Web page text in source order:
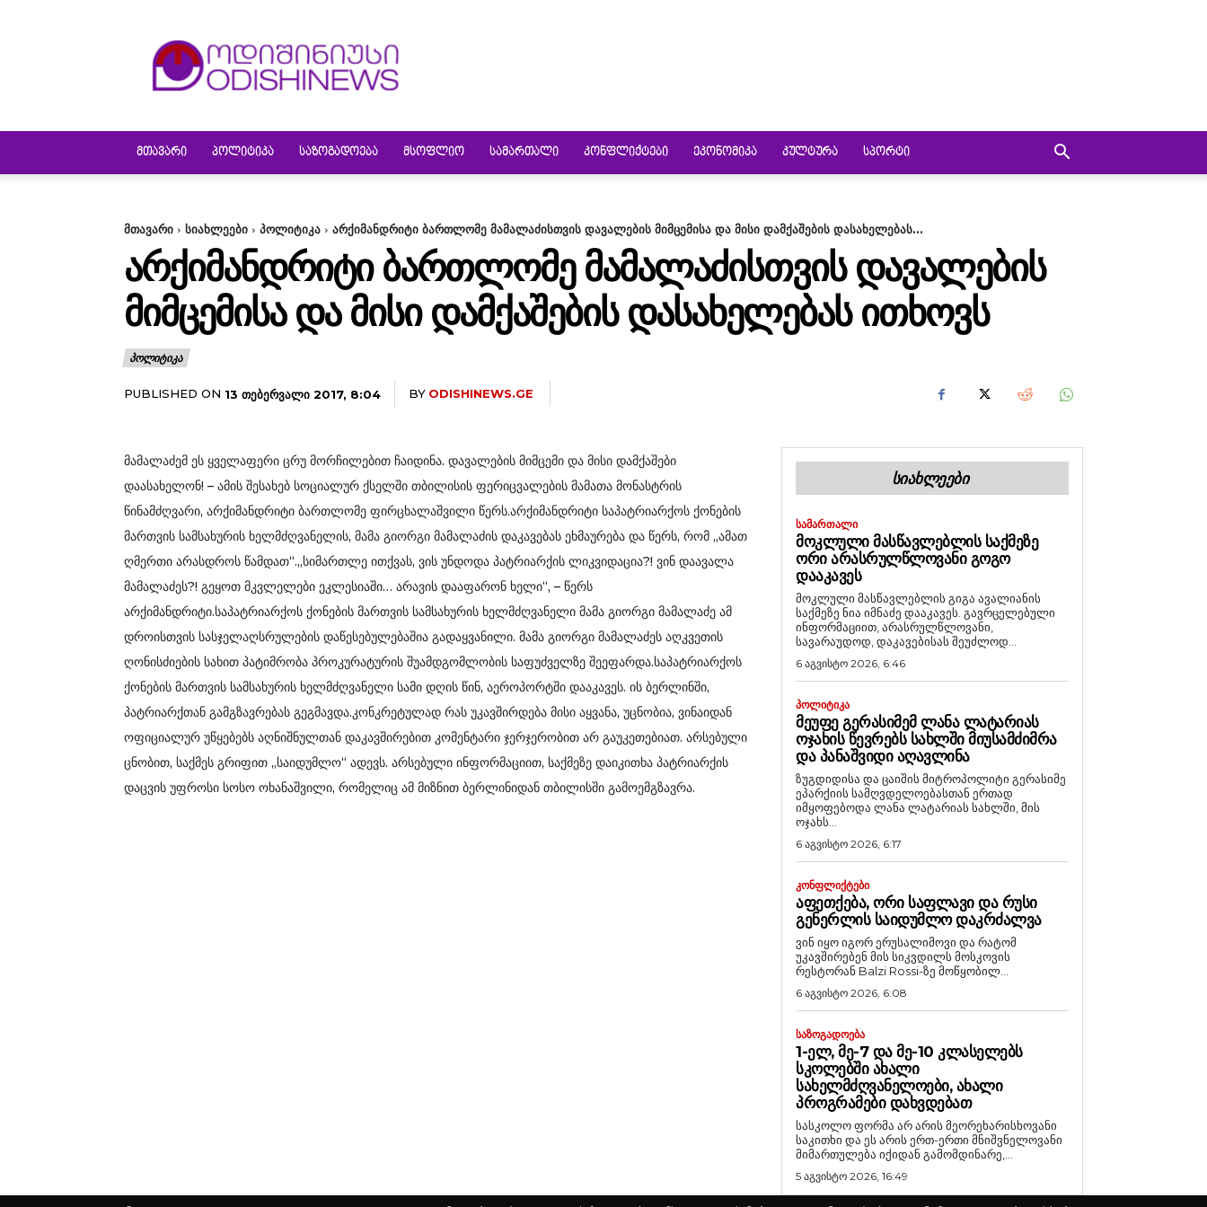
ᲛᲗᲐᲕᲐᲠᲘ ᲞᲝᲚᲘᲢᲘᲙᲐ ᲡᲐᲖᲝᲒᲐᲓᲝᲔᲑᲐ ᲛᲡᲝᲤᲚᲘᲝ ᲡᲐᲛᲐᲠᲗᲐᲚᲘ ᲙᲝᲜᲤᲚᲘᲥᲢᲔᲑᲘ ᲔᲙᲝᲜᲝᲛᲘᲙᲐ ᲙᲣᲚᲢᲣᲠᲐ ᲡᲞᲝᲠᲢᲘ
მთავარი სიახლეები პოლიტიკა არქიმანდრიტი ბართლომე მამალაძისთვის დავალების მიმცემისა და მისი დამქაშების დასახელებას...
ᲐᲠᲥᲘᲛᲐᲜᲓᲠᲘᲢᲘ ᲑᲐᲠᲗᲚᲝᲛᲔ ᲛᲐᲛᲐᲚᲐᲫᲘᲡᲗᲕᲘᲡ ᲓᲐᲕᲐᲚᲔᲑᲘᲡ
ᲛᲘᲛᲪᲔᲛᲘᲡᲐ ᲓᲐ ᲛᲘᲡᲘ ᲓᲐᲛᲥᲐᲨᲔᲑᲘᲡ ᲓᲐᲡᲐᲮᲔᲚᲔᲑᲐᲡ ᲘᲗᲮᲝᲕᲡ
ᲞᲝᲚᲘᲢᲘᲙᲐ
PUBLISHED ON 13 ᲗᲔᲑᲔᲠᲕᲐᲚᲘ 2017, 8:04 BY ODISHINEWS.GE
მამალაძემ ეს ყველაფერი ცრუ მორჩილებით ჩაიდინა. დავალების მიმცემი და მისი დამქაშები
დაასახელონ! – ამის შესახებ სოციალურ ქსელში თბილისის ფერიცვალების მამათა მონასტრის
წინამძღვარი, არქიმანდრიტი ბართლომე ფირცხალაშვილი წერს.არქიმანდრიტი საპატრიარქოს ქონების
მართვის სამსახურის ხელმძღვანელის, მამა გიორგი მამალაძის დაკავებას ეხმაურება და წერს, რომ „ამათ
ღმერთი არასდროს წამდათ“.„სიმართლე ითქვას, ვის უნდოდა პატრიარქის ლიკვიდაცია?! ვინ დაავალა
მამალაძეს?! გეყოთ მკვლელები ეკლესიაში… არავის დააფარონ ხელი“, – წერს
არქიმანდრიტი.საპატრიარქოს ქონების მართვის სამსახურის ხელმძღვანელი მამა გიორგი მამალაძე ამ
დროისთვის სასჯელაღსრულების დაწესებულებაშია გადაყვანილი. მამა გიორგი მამალაძეს აღკვეთის
ღონისძიების სახით პატიმრობა პროკურატურის შუამდგომლობის საფუძველზე შეეფარდა.საპატრიარქოს
ქონების მართვის სამსახურის ხელმძღვანელი სამი დღის წინ, აეროპორტში დააკავეს. ის ბერლინში,
პატრიარქთან გამგზავრებას გეგმავდა.კონკრეტულად რას უკავშირდება მისი აყვანა, უცნობია, ვინაიდან
ოფიციალურ უწყებებს აღნიშნულთან დაკავშირებით კომენტარი ჯერჯერობით არ გაუკეთებიათ. არსებული
ცნობით, საქმეს გრიფით „საიდუმლო“ ადევს. არსებული ინფორმაციით, საქმეზე დაიკითხა პატრიარქის
დაცვის უფროსი სოსო ოხანაშვილი, რომელიც ამ მიზნით ბერლინიდან თბილისში გამოემგზავრა.
ᲡᲘᲐᲮᲚᲔᲔᲑᲘ
ᲡᲐᲛᲐᲠᲗᲐᲚᲘ
ᲛᲝᲙᲚᲣᲚᲘ ᲛᲐᲡᲬᲐᲕᲚᲔᲑᲚᲘᲡ ᲡᲐᲥᲛᲔᲖᲔ
ᲝᲠᲘ ᲐᲠᲐᲡᲠᲣᲚᲬᲚᲝᲕᲐᲜᲘ ᲒᲝᲒᲝ
ᲓᲐᲐᲙᲐᲕᲔᲡ
მოკლული მასწავლებლის გიგა ავალიანის
საქმეზე ნია იმნაძე დააკავეს. გავრცელებული
ინფორმაციით, არასრულწლოვანი,
სავარაუდოდ, დაკავებისას შეუძლოდ...
6 აგვისტო 2026, 6:46
ᲞᲝᲚᲘᲢᲘᲙᲐ
ᲛᲔᲣᲤᲔ ᲒᲔᲠᲐᲡᲘᲛᲔᲛ ᲚᲐᲜᲐ ᲚᲐᲢᲐᲠᲘᲐᲡ
ᲝᲯᲐᲮᲘᲡ ᲬᲔᲕᲠᲔᲑᲡ ᲡᲐᲮᲚᲨᲘ ᲛᲘᲣᲡᲐᲛᲫᲘᲛᲠᲐ
ᲓᲐ ᲞᲐᲜᲐᲨᲕᲘᲓᲘ ᲐᲦᲐᲕᲚᲘᲜᲐ
ზუგდიდისა და ცაიშის მიტროპოლიტი გერასიმე
ეპარქიის სამღვდელოებასთან ერთად
იმყოფებოდა ლანა ლატარიას სახლში, მის
ოჯახს...
6 აგვისტო 2026, 6:17
ᲙᲝᲜᲤᲚᲘᲥᲢᲔᲑᲘ
ᲐᲤᲔᲗᲥᲔᲑᲐ, ᲝᲠᲘ ᲡᲐᲤᲚᲐᲕᲘ ᲓᲐ ᲠᲣᲡᲘ
ᲒᲔᲜᲔᲠᲚᲘᲡ ᲡᲐᲘᲓᲣᲛᲚᲝ ᲓᲐᲙᲠᲫᲐᲚᲕᲐ
ვინ იყო იგორ ერუსალიმოვი და რატომ
უკავშირებენ მის სიკვდილს მოსკოვის
რესტორან Balzi Rossi-ზე მოწყობილ...
6 აგვისტო 2026, 6:08
ᲡᲐᲖᲝᲒᲐᲓᲝᲔᲑᲐ
1-ᲔᲚ, ᲛᲔ-7 ᲓᲐ ᲛᲔ-10 ᲙᲚᲐᲡᲔᲚᲔᲑᲡ
ᲡᲙᲝᲚᲔᲑᲨᲘ ᲐᲮᲐᲚᲘ
ᲡᲐᲮᲔᲚᲛᲫᲦᲕᲐᲜᲔᲚᲝᲔᲑᲘ, ᲐᲮᲐᲚᲘ
ᲞᲠᲝᲒᲠᲐᲛᲔᲑᲘ ᲓᲐᲮᲕᲓᲔᲑᲐᲗ
სასკოლო ფორმა არ არის მეორეხარისხოვანი
საკითხი და ეს არის ერთ-ერთი მნიშვნელოვანი
მიმართულება იქიდან გამომდინარე,...
5 აგვისტო 2026, 16:49